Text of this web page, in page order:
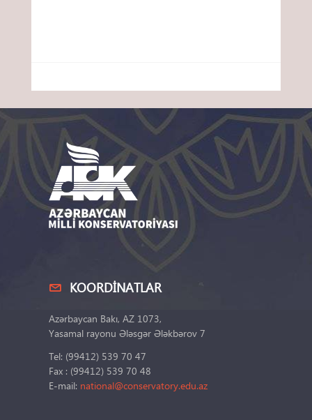
KOORDINATLAR
Azərbaycan Bakı, AZ 1073,
Yasamal rayonu Ələsgər Ələkbərov 7
Tel: (99412) 539 70 47
Fax : (99412) 539 70 48
E-mail: national@conservatory.edu.az